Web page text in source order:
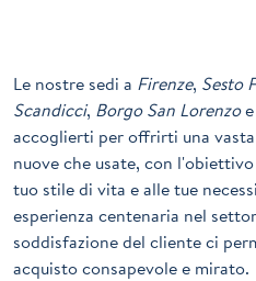
Le nostre sedi a Firenze, Sesto
Scandicci, Borgo San Lorenzoe
accoglierti per offrirti una
nuove che usate, con
tuo stile di vita e alle tue
esperienza centenaria nel
soddisfazione del cliente ci
acquisto consapevole e mirato.